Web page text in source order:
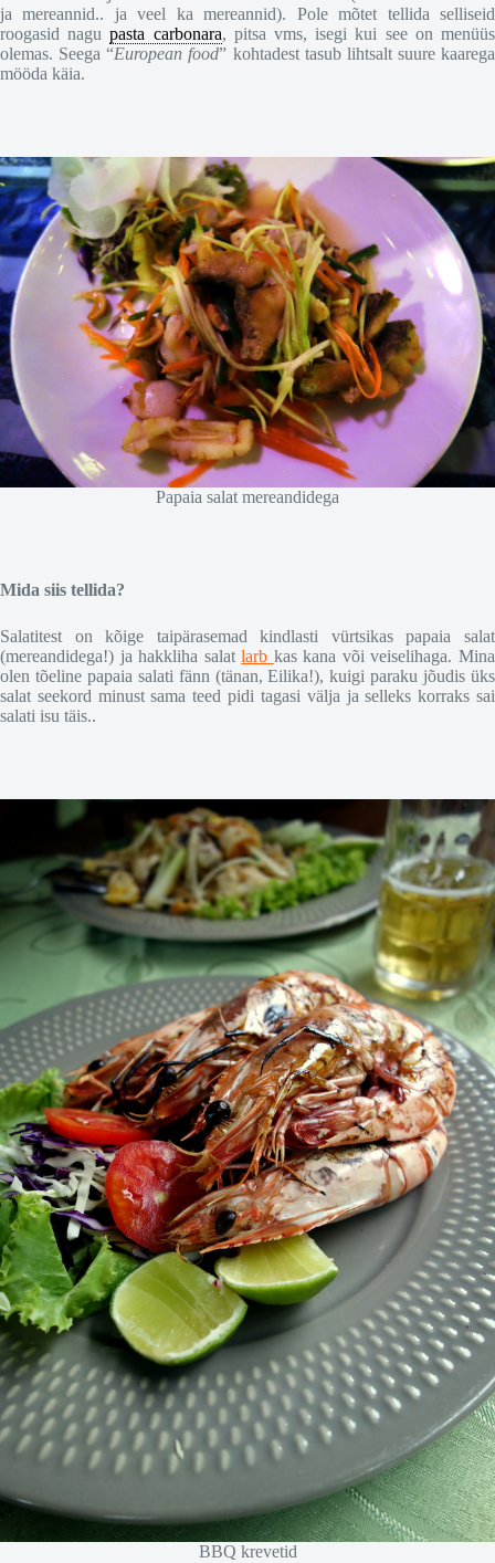
ja mereannid.. ja veel ka mereannid). Pole mõtet tellida selliseid
roogasid nagupasta carbonara, pitsa vms, isegi kui see on menüüs
olemas. Seega “European food” kohtadest tasub lihtsalt suure kaarega
mööda käia.
Papaia salat mereandidega
Mida siis tellida?
Salatitest on kõige taipärasemad kindlasti vürtsikas papaia salat
(mereandidega!) ja hakkliha salatlarb kas kana või veiselihaga. Mina
olen tõeline papaia salati fänn (tänan, Eilika!), kuigi paraku jõudis üks
salat seekord minust sama teed pidi tagasi välja ja selleks korraks sai
salati isu täis..
BBQ krevetid